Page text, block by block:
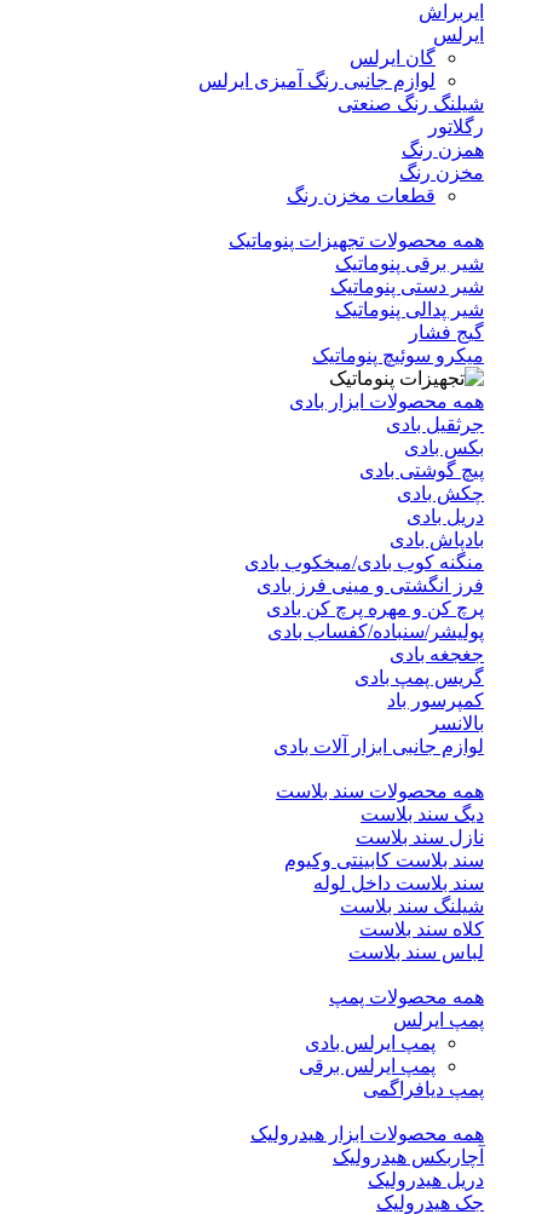
ایربراش
ایرلس
گان ایرلس
لوازم جانبی رنگ آمیزی ایرلس
شیلنگ رنگ صنعتی
رگلاتور
همزن رنگ
مخزن رنگ
قطعات مخزن رنگ
همه محصولات تجهیزات پنوماتیک
شیر برقی پنوماتیک
شیر دستی پنوماتیک
شیر پدالی پنوماتیک
گیج فشار
میکرو سوئیچ پنوماتیک
همه محصولات ابزار بادی
جرثقیل بادی
بکس بادی
پیچ گوشتی بادی
چکش بادی
دریل بادی
بادپاش بادی
منگنه کوب بادی/میخکوب بادی
فرز انگشتی و مینی فرز بادی
پرچ کن و مهره پرچ کن بادی
پولیشر/سنباده/کفساب بادی
جغجغه بادی
گریس پمپ بادی
کمپرسور باد
بالانسر
لوازم جانبی ابزار آلات بادی
همه محصولات سند بلاست
دیگ سند بلاست
نازل سند بلاست
سند بلاست کابینتی وکیوم
سند بلاست داخل لوله
شیلنگ سند بلاست
کلاه سند بلاست
لباس سند بلاست
همه محصولات پمپ
پمپ ایرلس
پمپ ایرلس بادی
پمپ ایرلس برقی
پمپ دیافراگمی
همه محصولات ابزار هیدرولیک
آچاربکس هیدرولیک
دریل هیدرولیک
جک هیدرولیک